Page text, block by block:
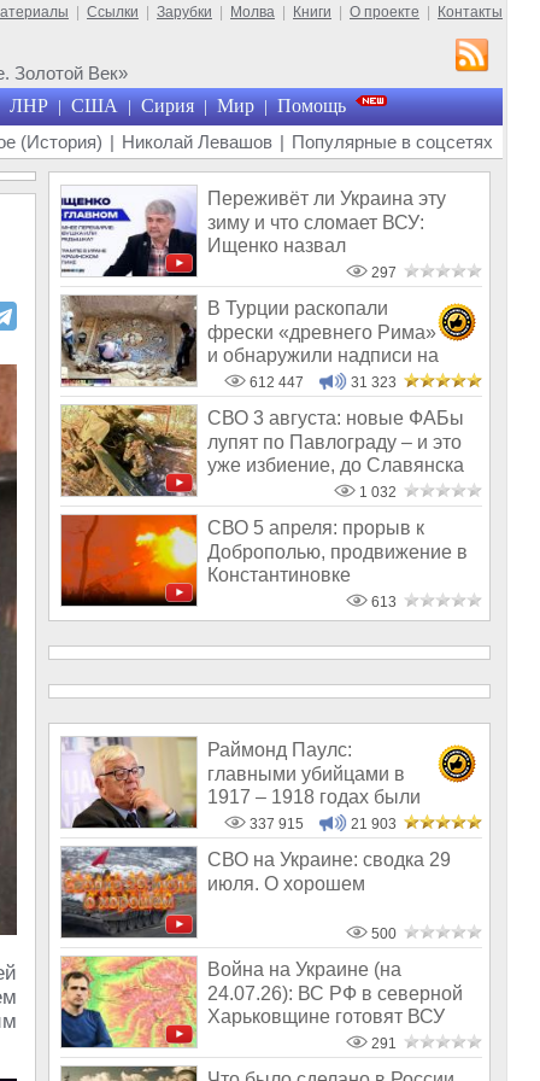
Ссылки Зарубки Молва Книги О проекте Контакты
Золотой Век»
ЛНР | США | Сирия | Мир | Помощь
(История) | Николай Левашов | Популярные в соцсетях
Переживёт ли Украина эту
зиму и что сломает ВСУ:
Ищенко назвал
единственное решение
297
В Турции раскопали
фрески «древнего Рима»
и обнаружили надписи на
Русском!
612 447 31 323
СВО 3 августа: новые ФАБы
лупят по Павлограду – и это
уже избиение, до Славянска
1 032
СВО 5 апреля: прорыв к
Доброполью, продвижение в
Константиновке
613
Раймонд Паулс:
главными убийцами в
1917 – 1918 годах были
латыши и евреи, а не русс
337 915 21 903
СВО на Украине: сводка 29
июля. О хорошем
500
Война на Украине (на
24.07.26): ВС РФ в северной
Харьковщине готовят ВСУ
291